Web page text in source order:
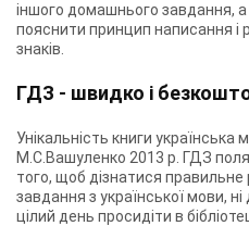
іншого домашнього завдання,
пояснити принцип написання і
знаків.
ГДЗ - швидко і
Унікальність книги
М.С.Вашуленко 2013 р. ГДЗ
того, щоб дізнатися правильне
завдання з української мови,
цілий день просидіти в